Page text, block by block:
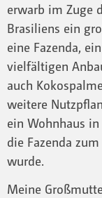
erwarb im Zuge
Brasiliens ein
eine Fazenda,
vielfältigen
auch
weitere
ein Wohnhaus
die Fazenda
wurde.
Meine